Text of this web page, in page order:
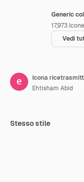
Generic
17,973 Icone
Vedi
Icona
Ehtisham Abid
Stesso stile